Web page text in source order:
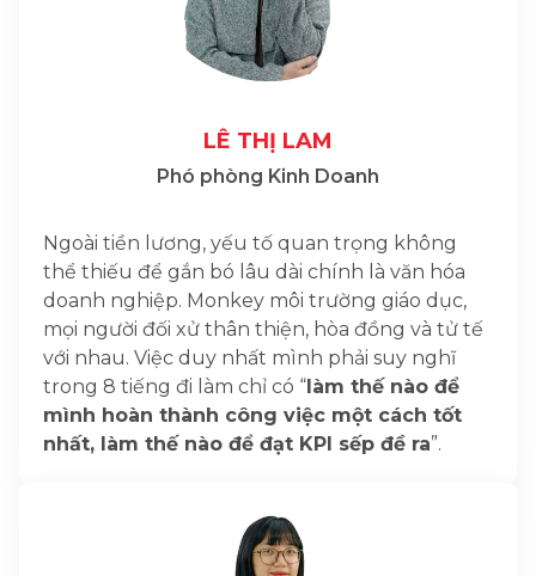
LÊ THỊ LAM
Phó phòng Kinh Doanh
Ngoài tiền lương, yếu tố quan trọng không
thể thiếu để gắn bó lâu dài chính là văn hóa
doanh nghiệp. Monkey môi trường giáo dục,
mọi người đối xử thân thiện, hòa đồng và tử tế
với nhau. Việc duy nhất mình phải suy nghĩ
trong 8 tiếng đi làm chỉ có “làm thế nào để
mình hoàn thành công việc một cách tốt
nhất, làm thế nào để đạt KPI sếp đề ra”.